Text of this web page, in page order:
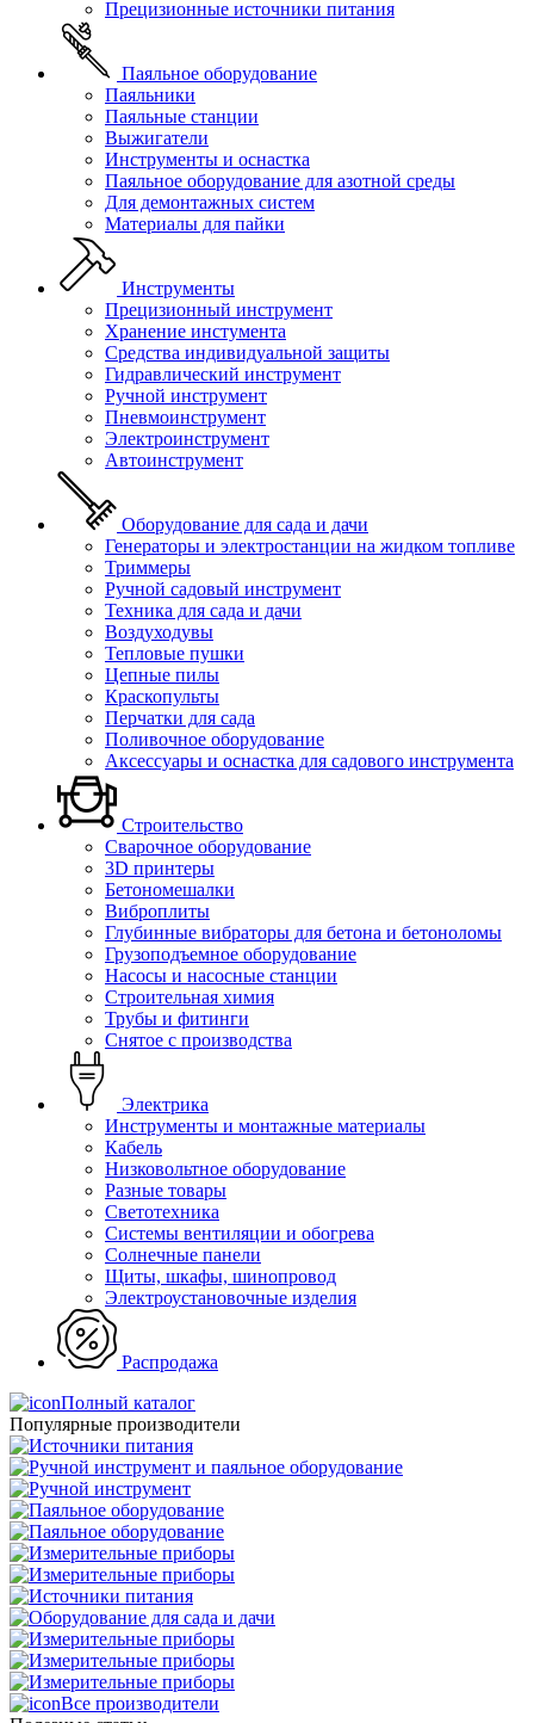
Прецизионные источники питания
Паяльное оборудование
Паяльники
Паяльные станции
Выжигатели
Инструменты и оснастка
Паяльное оборудование для азотной среды
Для демонтажных систем
Материалы для пайки
Инструменты
Прецизионный инструмент
Хранение инстумента
Средства индивидуальной защиты
Гидравлический инструмент
Ручной инструмент
Пневмоинструмент
Электроинструмент
Автоинструмент
Оборудование для сада и дачи
Генераторы и электростанции на жидком топливе
Триммеры
Ручной садовый инструмент
Техника для сада и дачи
Воздуходувы
Тепловые пушки
Цепные пилы
Краскопульты
Перчатки для сада
Поливочное оборудование
Аксессуары и оснастка для садового инструмента
Строительство
Сварочное оборудование
3D принтеры
Бетономешалки
Виброплиты
Глубинные вибраторы для бетона и бетоноломы
Грузоподъемное оборудование
Насосы и насосные станции
Строительная химия
Трубы и фитинги
Снятое с производства
Электрика
Инструменты и монтажные материалы
Кабель
Низковольтное оборудование
Разные товары
Светотехника
Системы вентиляции и обогрева
Солнечные панели
Щиты, шкафы, шинопровод
Электроустановочные изделия
Распродажа
Полный каталог
Популярные производители
Все производители